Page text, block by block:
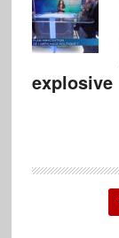
explosive